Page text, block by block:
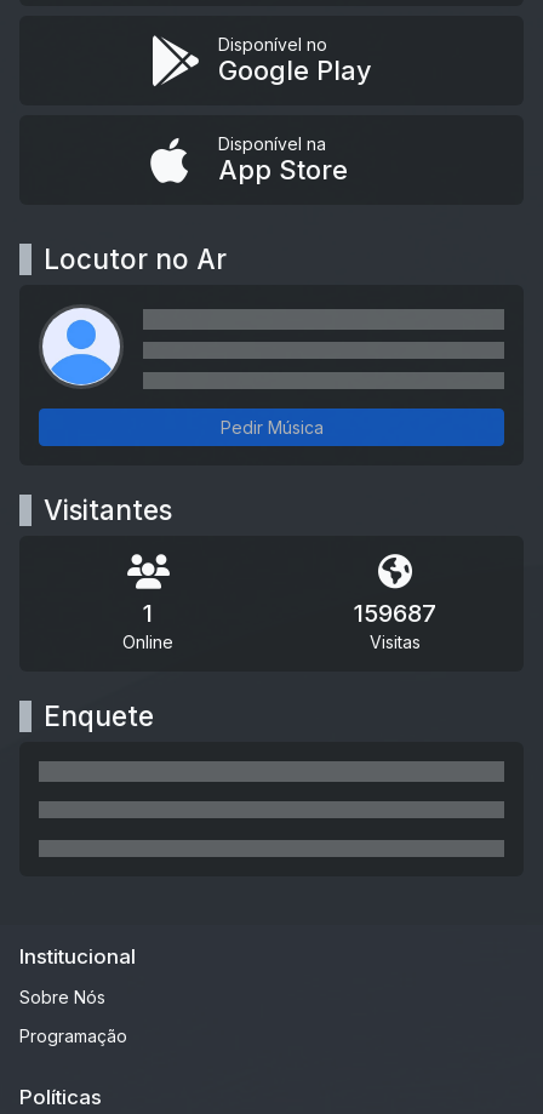
Disponível no
Google Play
Disponível na
App Store
Locutor no Ar
Pedir Música
Visitantes
1
Online
159687
Visitas
Enquete
Institucional
Sobre Nós
Programação
Políticas